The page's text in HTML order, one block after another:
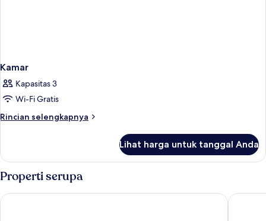
Kamar
Kapasitas 3
Wi-Fi Gratis
Rincian selengkapnya
Rincian
Kamar
Lihat harga untuk tanggal Anda
Properti serupa
Coron Bluewave Hotel One